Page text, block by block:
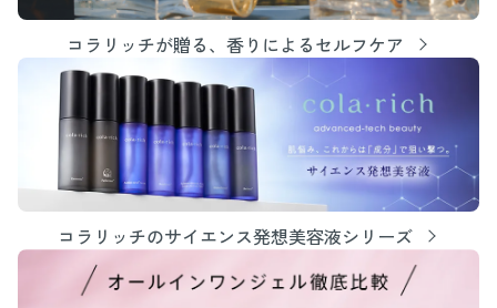
コラリッチが贈る、香りによるセルフケア
コラリッチのサイエンス発想美容液シリーズ